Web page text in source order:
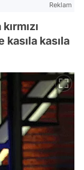
Reklam
kasıla